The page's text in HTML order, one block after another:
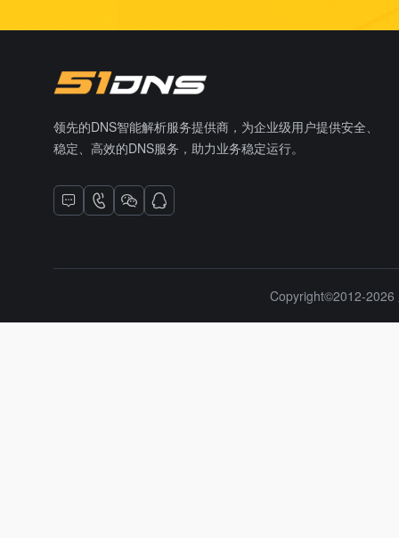
领先的DNS智能解析服务提供商，为企业级用户提供安全、
稳定、高效的DNS服务，助力业务稳定运行。
Copyright©2012-2026